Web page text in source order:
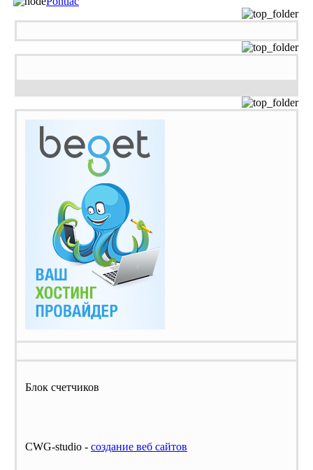
Блок счетчиков
CWG-studio - cоздание веб сайтов